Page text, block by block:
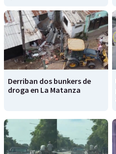
Derriban dos bunkers de
droga en La Matanza